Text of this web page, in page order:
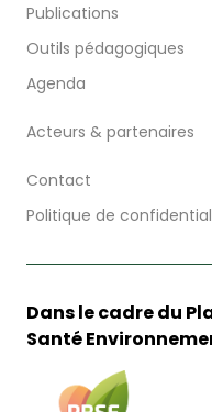
Publications
Outils pédagogiques
Agenda
Acteurs & partenaires
Contact
Politique de
Dans le cadre du
Santé